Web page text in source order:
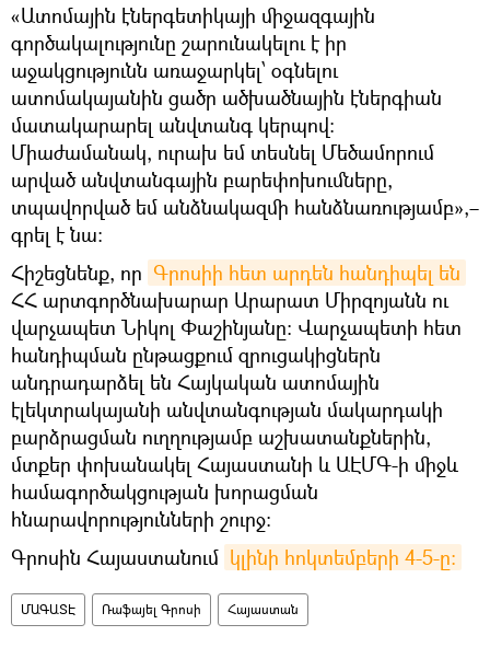
«Ատոմային էներգետիկայի միջազգային
գործակալությունը շարունակելու է իր
աջակցությունն առաջարկել՝ օգնելու
ատոմակայանին ցածր ածխածնային էներգիան
մատակարարել անվտանգ կերպով։
Միաժամանակ, ուրախ եմ տեսնել Մեծամորում
արված անվտանգային բարեփոխումները,
տպավորված եմ անձնակազմի հանձնառությամբ»,–
գրել է նա։
Հիշեցնենք, որ Գրոսիի հետ արդեն հանդիպել են
ՀՀ արտգործնախարար Արարատ Միրզոյանն ու
վարչապետ Նիկոլ Փաշինյանը։ Վարչապետի հետ
հանդիպման ընթացքում զրուցակիցներն
անդրադարձել են Հայկական ատոմային
էլեկտրակայանի անվտանգության մակարդակի
բարձրացման ուղղությամբ աշխատանքներին,
մտքեր փոխանակել Հայաստանի և ԱԷՄԳ-ի միջև
համագործակցության խորացման
հնարավորությունների շուրջ:
Գրոսին Հայաստանում կլինի հոկտեմբերի 4-5-ը։
ՄԱԳԱՏԷ Ռաֆայել Գրոսի Հայաստան